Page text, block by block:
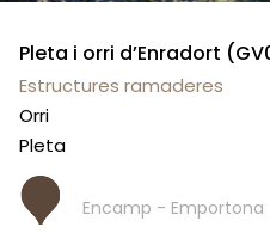
Pleta i orri d’Enradort
Estructures ramaderes
Orri
Pleta
Encamp - Emportona